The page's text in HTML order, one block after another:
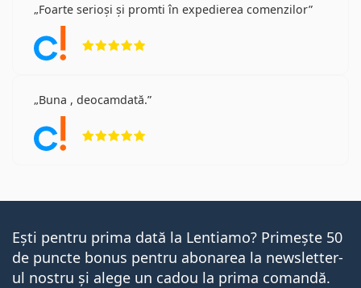
Foarte serioși și promti în expedierea comenzilor
Buna , deocamdată.
Ești pentru prima dată la Lentiamo? Primește 50
de puncte bonus pentru abonarea la newsletter-
ul nostru și alege un cadou la prima comandă.